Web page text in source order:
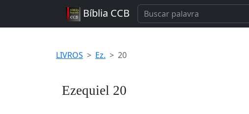
Bíblia CCB
LIVROS Ez. 20
Ezequiel 20